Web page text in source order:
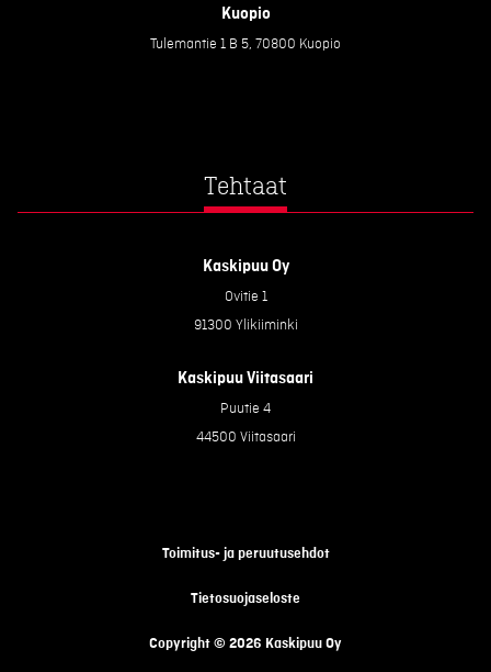
Kuopio
Tulemantie 1 B 5, 70800 Kuopio
Tehtaat
Kaskipuu Oy
Ovitie 1
91300 Ylikiiminki
Kaskipuu Viitasaari
Puutie 4
44500 Viitasaari
Copyright © 2026 Kaskipuu Oy
Tietosuojaseloste
Toimitus- ja peruutusehdot